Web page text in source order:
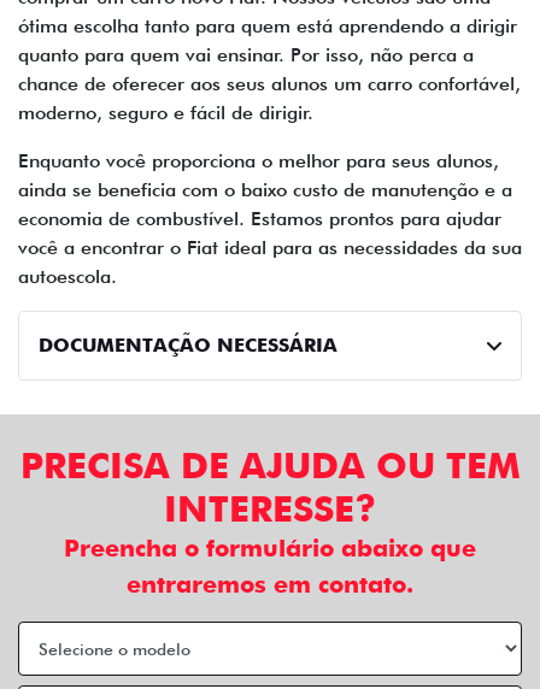
ótima escolha tanto para quem está aprendendo a dirigir
quanto para quem vai ensinar. Por isso, não perca a
chance de oferecer aos seus alunos um carro confortável,
moderno, seguro e fácil de dirigir.
Enquanto você proporciona o melhor para seus alunos,
ainda se beneficia com o baixo custo de manutenção e a
economia de combustível. Estamos prontos para ajudar
você a encontrar o Fiat ideal para as necessidades da sua
autoescola.
DOCUMENTAÇÃO NECESSÁRIA
PRECISA DE AJUDA OU TEM
INTERESSE?
Preencha o formulário abaixo que
entraremos em contato.